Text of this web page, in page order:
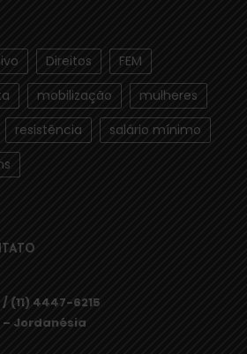
Direitos
FEM
mobilização
mulheres
resistência
salário mínimo
(11) 4447-6215
– Jordanésia